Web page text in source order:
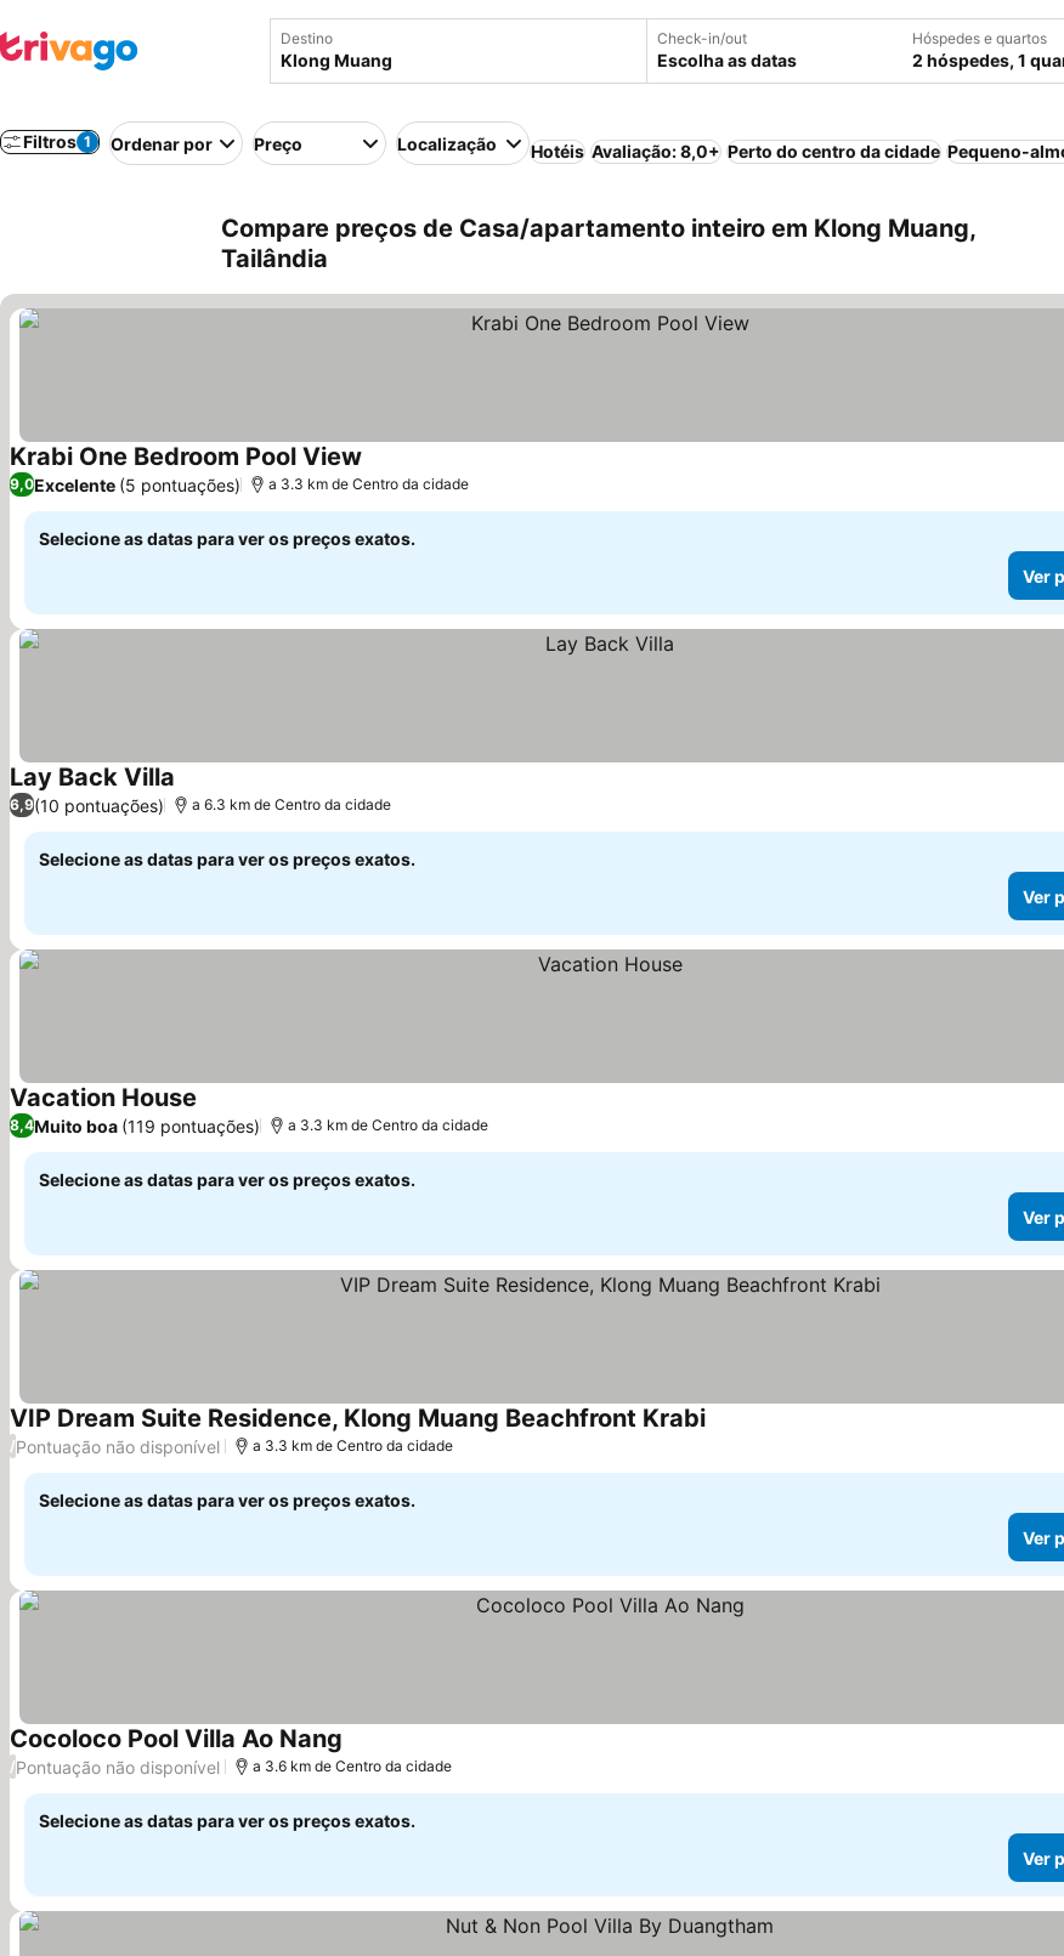
Destino Check-in/out
Escolha as datas
Hóspedes e quartos
2 hóspedes, 1
Filtros 1 Ordenar por Preço Localização Hotéis Avaliação: 8,0+ Perto do centro da cidade Pequeno-
Compare preços de Casa/apartamento inteiro em Klong Muang,
Tailândia
Krabi One Bedroom Pool View
9,0Excelente (5 pontuações) a 3.3 km de Centro da cidade
Selecione as datas para ver os preços exatos.
Ver
Lay Back VillaVer preços
6,9(10 pontuações) a 6.3 km de Centro da cidade
Selecione as datas para ver os preços exatos.
Ver
Vacation House Ver preços
8,4Muito boa (119 pontuações) a 3.3 km de Centro da cidade
Selecione as datas para ver os preços exatos.
Ver
VIP Dream Suite Residence, Klong Muang Beachfront KrabiVer preços
/Pontuação não disponível a 3.3 km de Centro da cidade
Selecione as datas para ver os preços exatos.
Ver
Cocoloco Pool Villa Ao Nang
/Pontuação não disponível a 3.6 km de Centro da cidade
Selecione as datas para ver os preços exatos.
Ver